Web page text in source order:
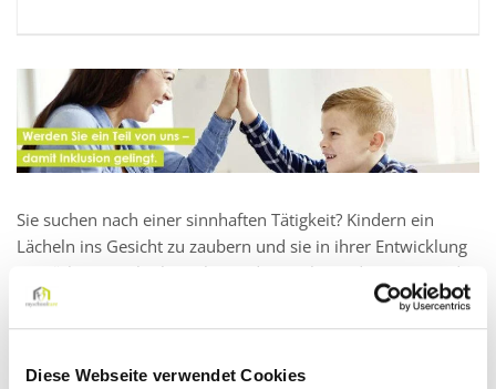
Diese Webseite verwendet Cookies
Sie suchen nach einer sinnhaften Tätigkeit? Kindern ein
Lächeln ins Gesicht zu zaubern und sie in ihrer Entwicklung
zu stärken, macht Ihnen besonders viel Freude? Dann sind
Sie bei der myschoolcare genau richtig.
Sozialpädagogin (m/w/d) in der Schulbegleitung